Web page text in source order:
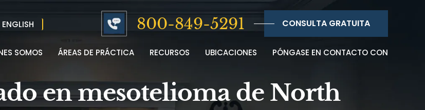
ENGLISH 800-849-5291 CONSULTA GRATUITA
SOMOS ÁREAS DE PRÁCTICA RECURSOS UBICACIONES PÓNGASE EN CONTACTO CON
en mesotelioma de North